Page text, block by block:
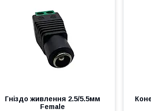
Гніздо живлення 2.5/5.5мм
Female